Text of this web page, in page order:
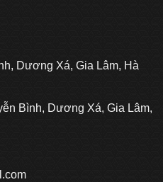
Dương Xá, Gia Lâm, Hà
Bình, Dương Xá, Gia Lâm,